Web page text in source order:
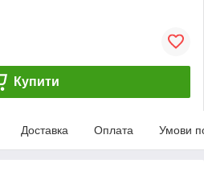
Купити
Доставка Оплата Умови